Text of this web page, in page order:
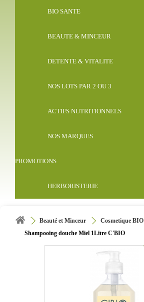
BIO SANTE
BEAUTE & MINCEUR
DETENTE & VITALITE
NOS LOTS PAR 2 OU 3
ACTIFS NUTRITIONNELS
NOS MARQUES
PROMOTIONS
HERBORISTERIE
Beauté et Minceur Cosmetique BIO
Shampooing douche Miel 1Litre C'BIO